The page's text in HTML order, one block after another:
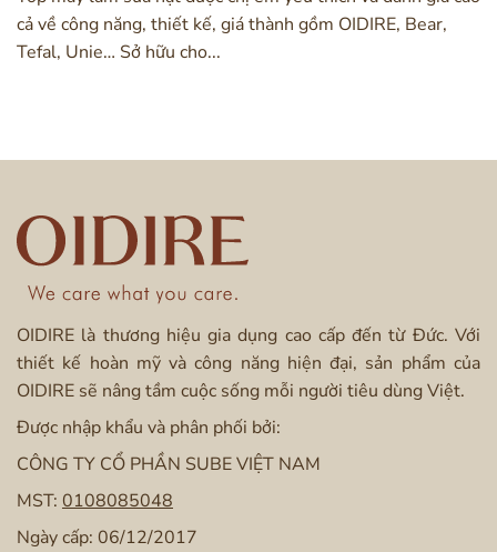
cả về công năng, thiết kế, giá thành gồm OIDIRE, Bear,
Tefal, Unie… Sở hữu cho...
OIDIRE là thương hiệu gia dụng cao cấp đến từ Đức. Với
thiết kế hoàn mỹ và công năng hiện đại, sản phẩm của
OIDIRE sẽ nâng tầm cuộc sống mỗi người tiêu dùng Việt.
Được nhập khẩu và phân phối bởi:
CÔNG TY CỔ PHẦN SUBE VIỆT NAM
MST: 0108085048
Ngày cấp: 06/12/2017